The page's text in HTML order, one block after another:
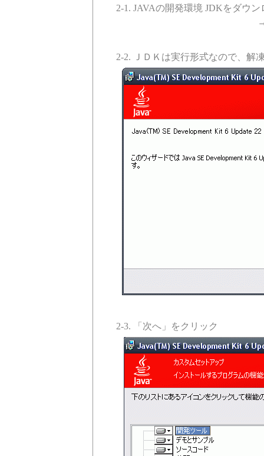
2-1. JAVAの開発環境 JDKをダウン
2-2. ＪＤＫは実行形式なので、
2-3. 「次へ」をクリック